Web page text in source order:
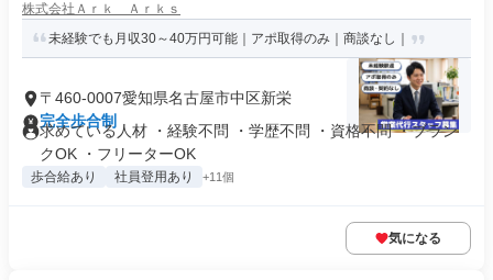
株式会社Ａｒｋ Ａｒｋｓ
未経験でも月収30～40万円可能｜アポ取得のみ｜商談なし｜
〒460-0007愛知県名古屋市中区新栄
完全歩合制
求めている人材 ・経験不問 ・学歴不問 ・資格不問 ・ブラン
クOK ・フリーターOK
歩合給あり 社員登用あり +11個
気になる